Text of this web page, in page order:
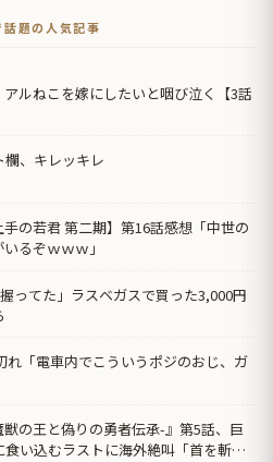
題の人気記事
アルねこを嫁にしたいと咽び泣く【3話
欄、キレッキレ
の若君 第二期】第16話感想「中世の
るぞｗｗｗ」
ってた」ラスベガスで買った3,000円
れ「電車内でこういうポジのおじ、ガ
獣の王と偽りの勇者伝承-』第5話、巨
い込むラストに海外絶叫「首を斬り